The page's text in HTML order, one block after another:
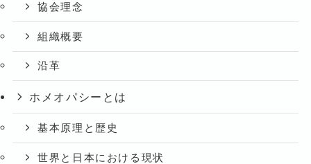
協会理念
組織概要
沿革
ホメオパシーとは
基本原理と歴史
世界と日本における現状